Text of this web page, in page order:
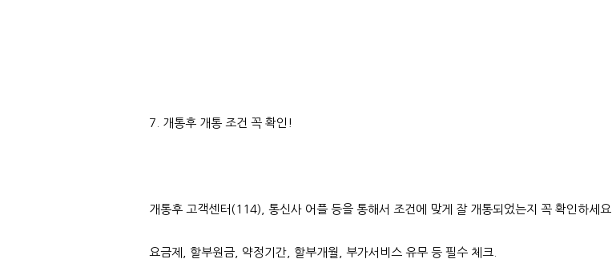
7. 개통후 개통 조건 꼭 확인!
개통후 고객센터(114), 통신사 어플 등을 통해서 조건에 맞게 잘 개통되었는지 꼭 확인하세요.
요금제, 할부원금, 약정기간, 할부개월, 부가서비스 유무 등 필수 체크.